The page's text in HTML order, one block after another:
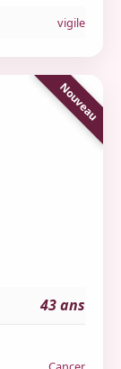
vigile
43 ans